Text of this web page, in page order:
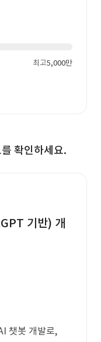
최고5,000만
확인하세요.
기반) 개
챗봇 개발로,